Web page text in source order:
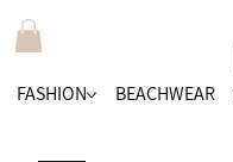
FASHION BEACHWEAR